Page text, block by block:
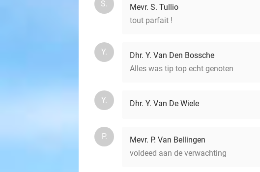
S.
Mevr. S. Tullio
tout parfait !
Y.
Dhr. Y. Van Den Bossche
Alles was tip top echt genoten
Y. Dhr. Y. Van De Wiele
P.
Mevr. P. Van Bellingen
voldeed aan de verwachting